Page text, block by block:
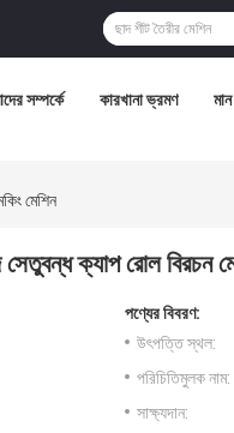
সম্পর্কে কারখানা ভ্রমণ মান
মেশিন
ক্যাপ রোল বিরচন
পণ্যের বিবরণ:
উৎপত্তি স্থল:
পরিচিতিমুলক নাম:
সাক্ষ্যদান: